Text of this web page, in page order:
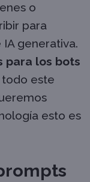
o
para
generativa.
para los bots
todo este
esto es